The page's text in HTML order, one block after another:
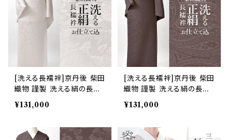
[洗える長襦袢]京丹後 柴田
織物 謹製 洗える絹の長襦
袢『SHIDORI』花喰い鳥 正
絹 日本製 (商品番号:2135
¥131,000
[洗える長襦袢]京丹後 柴田
織物 謹製 洗える絹の長襦
袢『SHIDORI』ペイズリー
正絹 日本製(商品番号:212
¥131,000